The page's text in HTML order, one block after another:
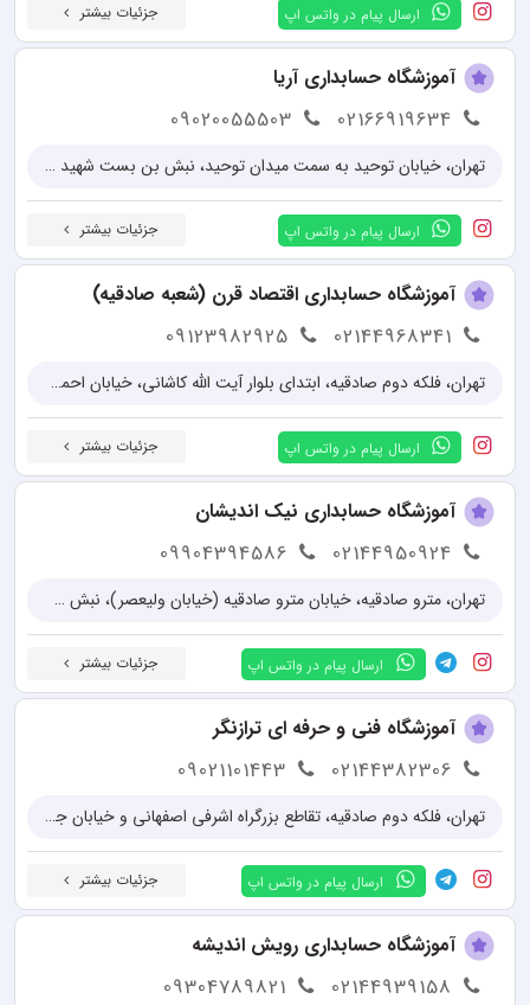
ارسال پیام در واتس اپ جزئیات بیشتر
آموزشگاه حسابداری آریا
02166919634
09020055503
تهران، خیابان توحید به سمت میدان توحید، نبش بن بست شهید حاج رضایی، پلاک ۷۵، واحد ۲
ارسال پیام در واتس اپ جزئیات بیشتر
آموزشگاه حسابداری اقتصاد قرن (شعبه صادقیه)
02144968341
09123982925
تهران، فلکه دوم صادقیه، ابتدای بلوار آیت الله کاشانی، خیابان احمدی، ساختمان آراد، طبقه 5، واحد 15
ارسال پیام در واتس اپ جزئیات بیشتر
آموزشگاه حسابداری نیک اندیشان
02144950924
09904394586
تهران، مترو صادقیه، خیابان مترو صادقیه (خیابان ولیعصر)، نبش خیابان سایه، پلاک ۱۵
ارسال پیام در واتس اپ جزئیات بیشتر
آموزشگاه فنی و حرفه ای ترازنگر
02144382306
09021101443
تهران، فلکه دوم صادقیه، تقاطع بزرگراه اشرفی اصفهانی و خیابان جلال‌ آل‌احمد، طبقه دوم، واحد غربی
ارسال پیام در واتس اپ جزئیات بیشتر
آموزشگاه حسابداری رویش اندیشه
02144939158
09304789821